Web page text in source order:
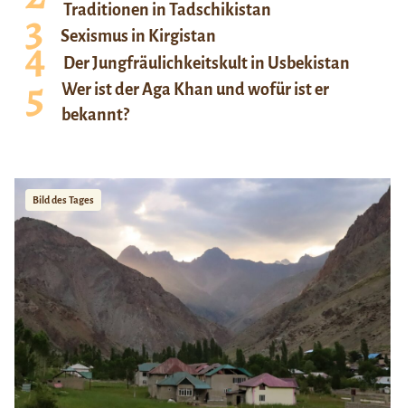
Traditionen in Tadschikistan
Sexismus in Kirgistan
Der Jungfräulichkeitskult in Usbekistan
Wer ist der Aga Khan und wofür ist er
bekannt?
Bild des Tages